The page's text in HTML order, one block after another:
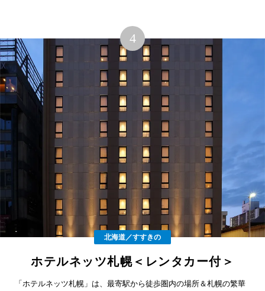
北海道／すすきの
ホテルネッツ札幌＜レンタカー付＞
「ホテルネッツ札幌」は、最寄駅から徒歩圏内の場所＆札幌の繁華